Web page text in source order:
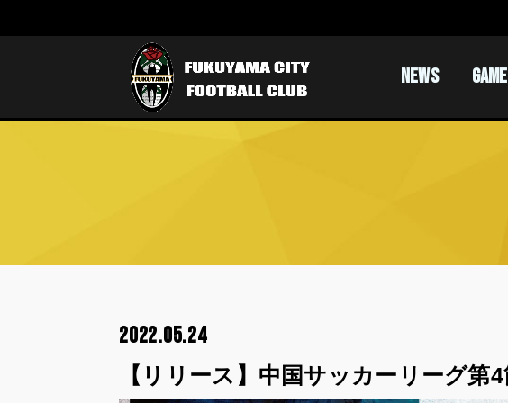
NEWS GAME
2022.05.24
【リリース】中国サッカーリーグ